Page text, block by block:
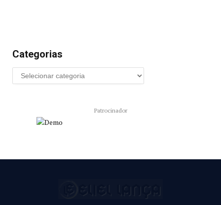
Categorias
Patrocinador